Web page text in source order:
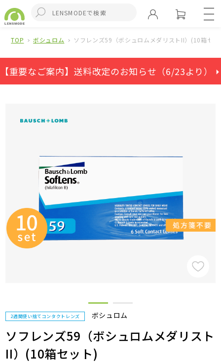
TOP ボシュロム ソフレンズ59（ボシュロムメダリストII）(10箱セ
【重要なご案内】送料改定のお知らせ（6/23より） ⏵
2週間使い捨てコンタクトレンズ ボシュロム
ソフレンズ59（ボシュロムメダリスト
II）(10箱セット)